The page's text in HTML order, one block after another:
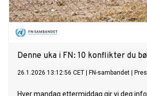
Denne uka i FN: 10 konflikter du
26.1.2026 13:12:56 CET FN-sambandet
Hver mandag ettermiddag gir vi deg